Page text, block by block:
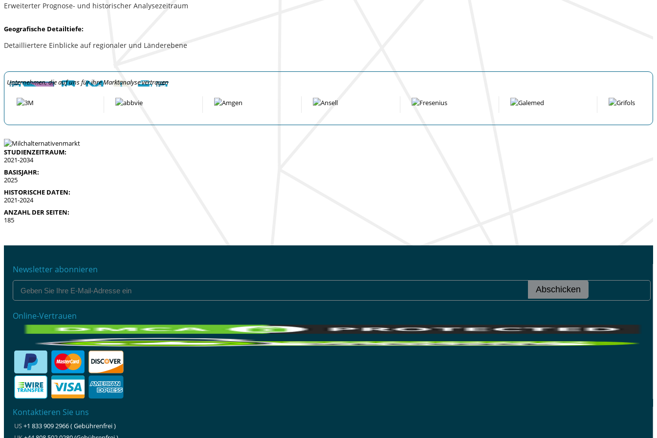
Erweiterter Prognose- und historischer Analysezeitraum
Geografische Detailtiefe:
Detailliertere Einblicke auf regionaler und Länderebene
Unternehmen, die auf uns für ihre Marktanalyse vertrauen
STUDIENZEITRAUM:
2021-2034
BASISJAHR:
2025
HISTORISCHE DATEN:
2021-2024
ANZAHL DER SEITEN:
185
Newsletter abonnieren
Abschicken
Online-Vertrauen
Kontaktieren Sie uns
US+1 833 909 2966 ( Gebührenfrei )